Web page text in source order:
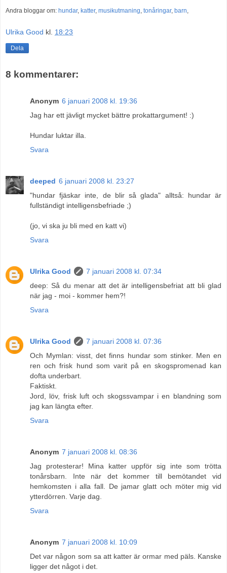
Andra bloggar om: hundar, katter, musikutmaning, tonåringar, barn,
Ulrika Good kl. 18:23
Dela
8 kommentarer:
Anonym 6 januari 2008 kl. 19:36
Jag har ett jävligt mycket bättre prokattargument! :)
Hundar luktar illa.
Svara
deeped 6 januari 2008 kl. 23:27
"hundar fjäskar inte, de blir så glada" alltså: hundar är
fullständigt intelligensbefriade ;)
(jo, vi ska ju bli med en katt vi)
Svara
Ulrika Good
7 januari 2008 kl. 07:34
deep: Så du menar att det är intelligensbefriat att bli glad
när jag - moi - kommer hem?!
Svara
Ulrika Good
7 januari 2008 kl. 07:36
Och Mymlan: visst, det finns hundar som stinker. Men en
ren och frisk hund som varit på en skogspromenad kan
dofta underbart.
Faktiskt.
Jord, löv, frisk luft och skogssvampar i en blandning som
jag kan längta efter.
Svara
Anonym 7 januari 2008 kl. 08:36
Jag protesterar! Mina katter uppför sig inte som trötta
tonårsbarn. Inte när det kommer till bemötandet vid
hemkomsten i alla fall. De jamar glatt och möter mig vid
ytterdörren. Varje dag.
Svara
Anonym 7 januari 2008 kl. 10:09
Det var någon som sa att katter är ormar med päls. Kanske
ligger det något i det.